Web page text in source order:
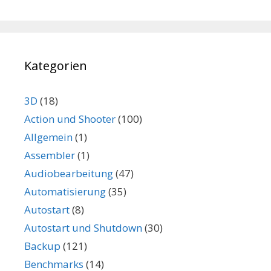
Kategorien
3D (18)
Action und Shooter(100)
Allgemein(1)
Assembler(1)
Audiobearbeitung(47)
Automatisierung(35)
Autostart(8)
Autostart und Shutdown(30)
Backup (121)
Benchmarks (14)